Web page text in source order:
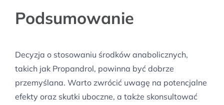
Podsumowanie
Decyzja o stosowaniu środków anabolicznych,
takich jak Propandrol, powinna być dobrze
przemyślana. Warto zwrócić uwagę na potencjalne
efekty oraz skutki uboczne, a także skonsultować